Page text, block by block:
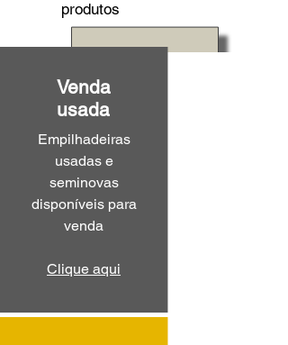
produtos
Venda
usada
Empilhadeiras
usadas e
seminovas
disponíveis para
venda
Clique aqui